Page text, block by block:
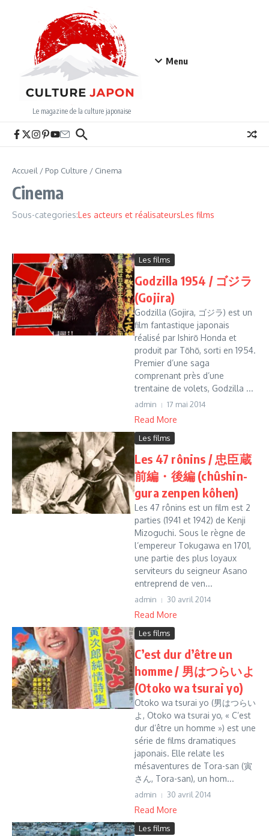
Le magazine de la culture japonaise
Menu
Accueil / Pop Culture / Cinema
Cinema
Sous-categories:Les acteurs et réalisateursLes films
Les films
Godzilla 1954 / ゴジラ
(Gojira)
Godzilla (Gojira, ゴジラ) est un
film fantastique japonais
réalisé par Ishirō Honda et
produit par Tōhō, sorti en 1954.
Premier d’une saga
comprenant près d’une
trentaine de volets, Godzilla ...
admin 17 mai 2014
Read More
Les films
Les 47 rônins / 忠臣蔵
前編・後編 (chû­shin­
gura zen­pen kôhen)
Les 47 rônins est un film est 2
parties (1941 et 1942) de Kenji
Mizoguchi. Sous le règne de
l’empereur Tokugawa en 1701,
une partie des plus loyaux
serviteurs du seigneur Asano
entreprend de ven...
admin 30 avril 2014
Read More
Les films
C’est dur d’être un
homme / 男はつらいよ
(Otoko wa tsurai yo)
Otoko wa tsurai yo (男はつらい
よ, Otoko wa tsurai yo, « C’est
dur d’être un homme ») est une
série de films dramatiques
japonais. Elle relate les
mésaventures de Tora-san (寅
さん, Tora-san), un hom...
admin 30 avril 2014
Read More
Les films